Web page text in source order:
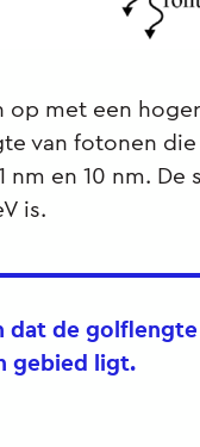
met een
van fotonen
en 10 nm. De
is.
dat de
gebied ligt.